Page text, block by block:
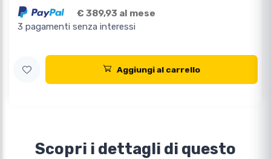
€ 389,93 al mese
3 pagamenti senza interessi
Aggiungi al carrello
Scopri i dettagli di questo